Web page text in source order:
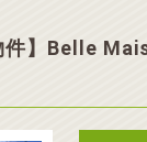
】Belle